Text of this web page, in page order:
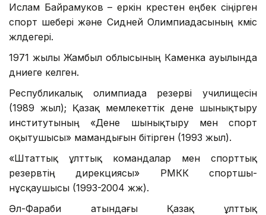
Ислам Байрамуков – еркін күрестен еңбек сіңірген
спорт шебері және Сидней Олимпиадасының күміс
жүлдегері.
1971 жылы Жамбыл облысының Каменка ауылында
дүниеге келген.
Республикалық олимпиада резерві училищесін
(1989 жыл); Қазақ мемлекеттік дене шынықтыру
институтының «Дене шынықтыру мен спорт
оқытушысы» мамандығын бітірген (1993 жыл).
«Штаттық ұлттық командалар мен спорттық
резервтің дирекциясы» РМКК спортшы-
нұсқаушысы (1993-2004 жж).
Әл-Фараби атындағы Қазақ ұлттық